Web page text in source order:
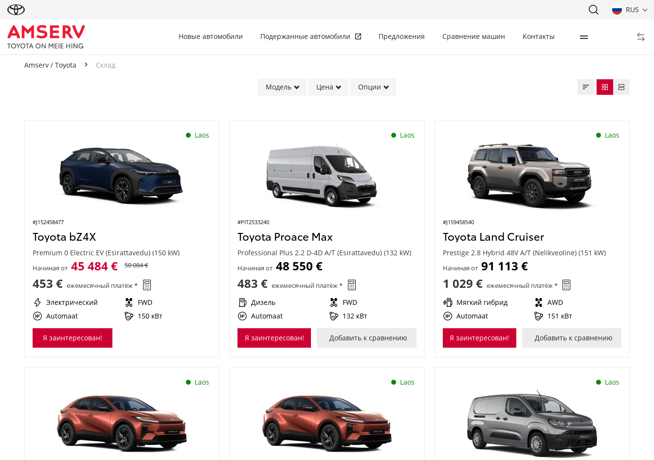
RUS
Новые автомобили Подержанные автомобили Предложения Сравнение машин Kонтакты
Amserv / Toyota Склад
Модель Цена Опции
Laos
#J152458477
Toyota bZ4X
Premium 0 Electric EV (Esirattavedu) (150 kW)
Начиная от 45 484 € 50 084 €
453 € ежемесячный платёж *
Электрический
FWD
Automaat
150 кВт
Я заинтересован!
Laos
#PIT2533240
Toyota Proace Max
Professional Plus 2.2 D-4D A/T (Esirattavedu) (132 kW)
Начиная от 48 550 €
483 € ежемесячный платёж *
Дизель
FWD
Automaat
132 кВт
Я заинтересован! Добавить к сравнению
Laos
#J159458540
Toyota Land Cruiser
Prestige 2.8 Hybrid 48V A/T (Nelikveoline) (151 kW)
Начиная от 91 113 €
1 029 € ежемесячный платёж *
Мягкий гибрид
AWD
Automaat
151 кВт
Я заинтересован! Добавить к сравнению
Laos Laos Laos